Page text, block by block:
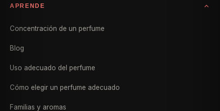
APRENDE
Concentración de un perfume
Blog
Uso adecuado del perfume
Cómo elegir un perfume adecuado
Familias y aromas